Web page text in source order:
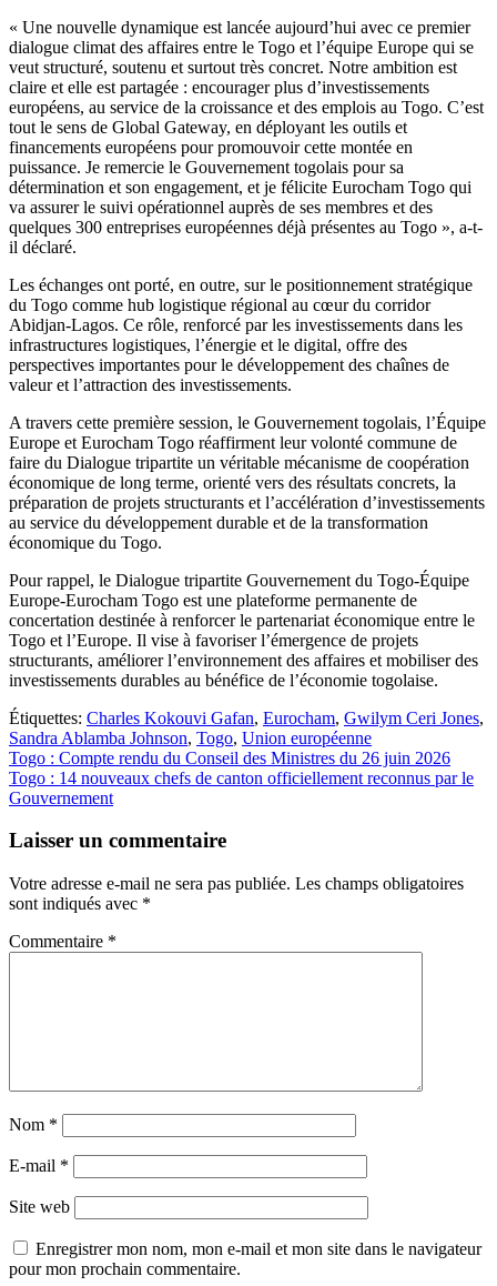
« Une nouvelle dynamique est lancée aujourd’hui avec ce premier
dialogue climat des affaires entre le Togo et l’équipe Europe qui se
veut structuré, soutenu et surtout très concret. Notre ambition est
claire et elle est partagée : encourager plus d’investissements
européens, au service de la croissance et des emplois au Togo. C’est
tout le sens de Global Gateway, en déployant les outils et
financements européens pour promouvoir cette montée en
puissance. Je remercie le Gouvernement togolais pour sa
détermination et son engagement, et je félicite Eurocham Togo qui
va assurer le suivi opérationnel auprès de ses membres et des
quelques 300 entreprises européennes déjà présentes au Togo », a-t-
il déclaré.
Les échanges ont porté, en outre, sur le positionnement stratégique
du Togo comme hub logistique régional au cœur du corridor
Abidjan-Lagos. Ce rôle, renforcé par les investissements dans les
infrastructures logistiques, l’énergie et le digital, offre des
perspectives importantes pour le développement des chaînes de
valeur et l’attraction des investissements.
A travers cette première session, le Gouvernement togolais, l’Équipe
Europe et Eurocham Togo réaffirment leur volonté commune de
faire du Dialogue tripartite un véritable mécanisme de coopération
économique de long terme, orienté vers des résultats concrets, la
préparation de projets structurants et l’accélération d’investissements
au service du développement durable et de la transformation
économique du Togo.
Pour rappel, le Dialogue tripartite Gouvernement du Togo-Équipe
Europe-Eurocham Togo est une plateforme permanente de
concertation destinée à renforcer le partenariat économique entre le
Togo et l’Europe. Il vise à favoriser l’émergence de projets
structurants, améliorer l’environnement des affaires et mobiliser des
investissements durables au bénéfice de l’économie togolaise.
Étiquettes: Charles Kokouvi Gafan, Eurocham, Gwilym Ceri Jones,
Sandra Ablamba Johnson, Togo, Union européenne
Navigation
de
Togo : Compte rendu du Conseil des Ministres du 26 juin 2026
Togo : 14 nouveaux chefs de canton officiellement reconnus par le
Gouvernement
Laisser un commentaire
Votre adresse e-mail ne sera pas publiée. Les champs obligatoires
sont indiqués avec *
Commentaire *
Nom *
E-mail *
Site web
Enregistrer mon nom, mon e-mail et mon site dans le navigateur
pour mon prochain commentaire.